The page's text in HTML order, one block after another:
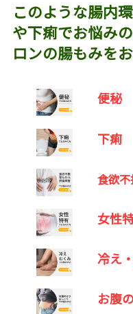
このような腸内
や下痢でお悩み
ロンの腸もみを
便秘
下痢
食欲
女性
冷え
お腹